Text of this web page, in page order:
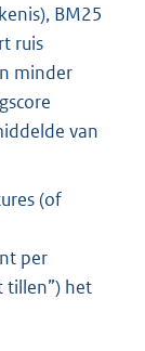
BM25
ruis
minder
van
(of
per
tillen”) het